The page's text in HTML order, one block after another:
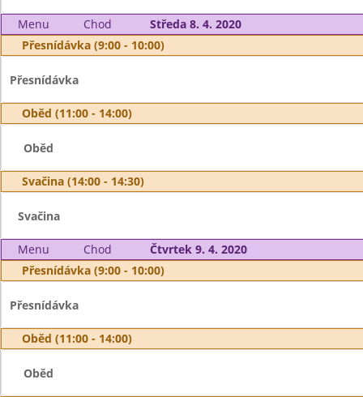
Menu Chod
Středa 8. 4. 2020
Přesnídávka (9:00 - 10:00)
Přesnídávka
Oběd (11:00 - 14:00)
Oběd
Svačina (14:00 - 14:30)
Svačina
Menu Chod
Čtvrtek 9. 4. 2020
Přesnídávka (9:00 - 10:00)
Přesnídávka
Oběd (11:00 - 14:00)
Oběd